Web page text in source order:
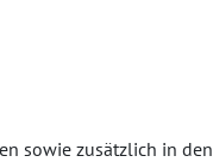
sowie zusätzlich in den